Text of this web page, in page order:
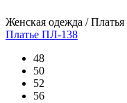
Женская одежда / Платья
Платье ПЛ-138
48
50
52
56